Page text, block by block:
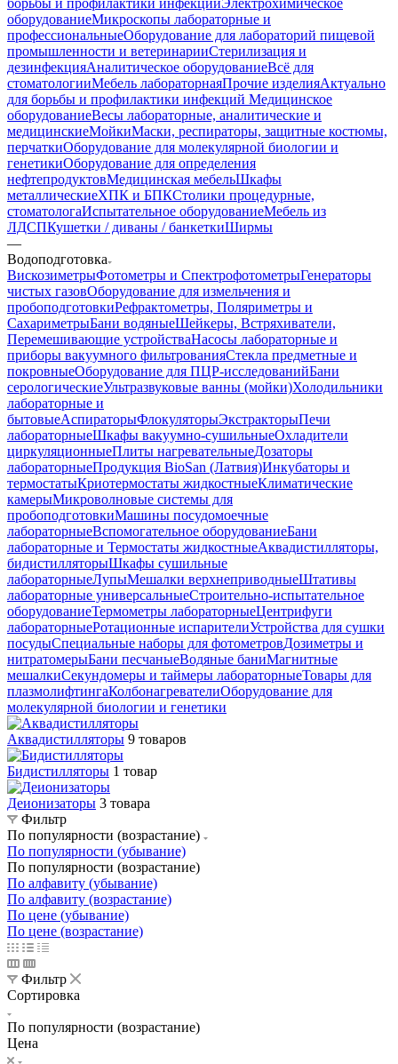
оборудованиеМикроскопы лабораторные и
профессиональныеОборудование для лабораторий пищевой
промышленности и ветеринарииСтерилизация и
дезинфекцияАналитическое оборудованиеВсё для
стоматологииМебель лабораторнаяПрочие изделияАктуально
для борьбы и профилактики инфекций Медицинское
оборудованиеВесы лабораторные, аналитические и
медицинскиеМойкиМаски, респираторы, защитные костюмы,
перчаткиОборудование для молекулярной биологии и
генетикиОборудование для определения
нефтепродуктовМедицинская мебельШкафы
металлическиеХПК и БПКСтолики процедурные,
стоматологаИспытательное оборудованиеМебель из
ЛДСПКушетки / диваны / банкеткиШирмы
—
Водоподготовка
ВискозиметрыФотометры и СпектрофотометрыГенераторы
чистых газовОборудование для измельчения и
пробоподготовкиРефрактометры, Поляриметры и
СахариметрыБани водяныеШейкеры, Встряхиватели,
Перемешивающие устройстваНасосы лабораторные и
приборы вакуумного фильтрованияСтекла предметные и
покровныеОборудование для ПЦР-исследованийБани
серологическиеУльтразвуковые ванны (мойки)Холодильники
лабораторные и
бытовыеАспираторыФлокуляторыЭкстракторыПечи
лабораторныеШкафы вакуумно-сушильныеОхладители
циркуляционныеПлиты нагревательныеДозаторы
лабораторныеПродукция BioSan (Латвия)Инкубаторы и
термостатыКриотермостаты жидкостныеКлиматические
камерыМикроволновые системы для
пробоподготовкиМашины посудомоечные
лабораторныеВспомогательное оборудованиеБани
лабораторные и Термостаты жидкостныеАквадистилляторы,
бидистилляторыШкафы сушильные
лабораторныеЛупыМешалки верхнеприводныеШтативы
лабораторные универсальныеСтроительно-испытательное
оборудованиеТермометры лабораторныеЦентрифуги
лабораторныеРотационные испарителиУстройства для сушки
посудыСпециальные наборы для фотометровДозиметры и
нитратомерыБани песчаныеВодяные баниМагнитные
мешалкиСекундомеры и таймеры лабораторныеТовары для
плазмолифтингаКолбонагревателиОборудование для
молекулярной биологии и генетики
Аквадистилляторы 9 товаров
Бидистилляторы 1 товар
Деионизаторы 3 товара
Фильтр
По популярности (возрастание)
По популярности (убывание)
По популярности (возрастание)
По алфавиту (убывание)
По алфавиту (возрастание)
По цене (убывание)
По цене (возрастание)
Фильтр
Сортировка
По популярности (возрастание)
Цена